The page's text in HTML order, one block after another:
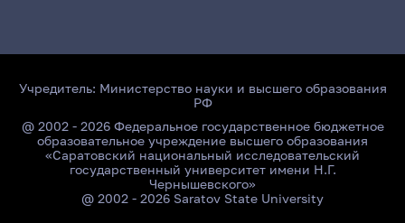
Учредитель: Министерство науки и высшего образования
РФ
@ 2002 - 2026 Федеральное государственное бюджетное
образовательное учреждение высшего образования
«Саратовский национальный исследовательский
государственный университет имени Н.Г.
Чернышевского»
@ 2002 - 2026 Saratov State University